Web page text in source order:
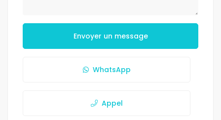
Envoyer un message
WhatsApp
Appel